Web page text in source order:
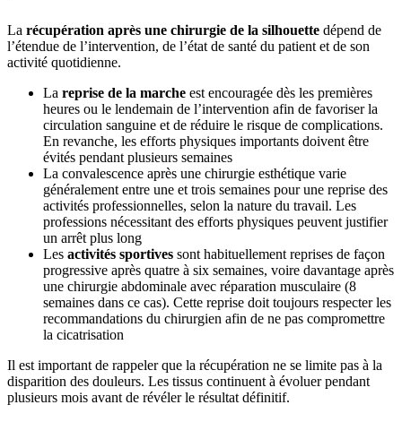
La récupération après une chirurgie de la silhouette dépend de
l’étendue de l’intervention, de l’état de santé du patient et de son
activité quotidienne.
La reprise de la marche est encouragée dès les premières
heures ou le lendemain de l’intervention afin de favoriser la
circulation sanguine et de réduire le risque de complications.
En revanche, les efforts physiques importants doivent être
évités pendant plusieurs semaines
La convalescence après une chirurgie esthétique varie
généralement entre une et trois semaines pour une reprise des
activités professionnelles, selon la nature du travail. Les
professions nécessitant des efforts physiques peuvent justifier
un arrêt plus long
Les activités sportives sont habituellement reprises de façon
progressive après quatre à six semaines, voire davantage après
une chirurgie abdominale avec réparation musculaire (8
semaines dans ce cas). Cette reprise doit toujours respecter les
recommandations du chirurgien afin de ne pas compromettre
la cicatrisation
Il est important de rappeler que la récupération ne se limite pas à la
disparition des douleurs. Les tissus continuent à évoluer pendant
plusieurs mois avant de révéler le résultat définitif.